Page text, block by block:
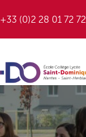
+33 (0)2 28 01 72 72